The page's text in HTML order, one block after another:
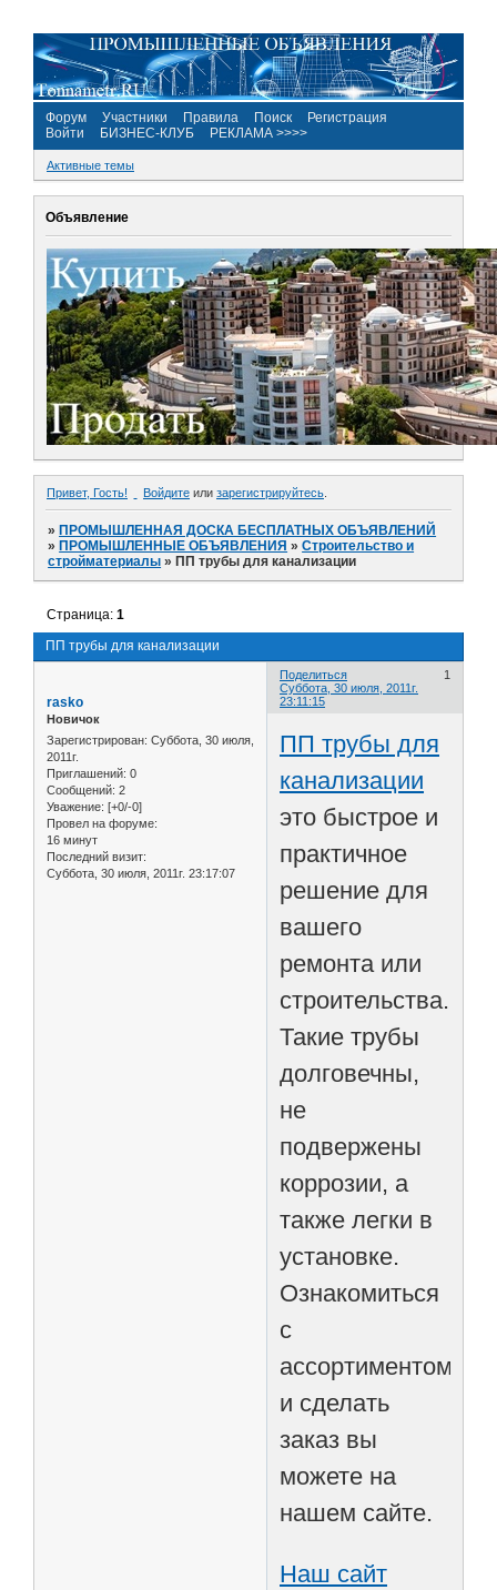
Форум Участники Правила Поиск
Регистрация
Войти
БИЗНЕС-КЛУБ РЕКЛАМА >>>>
Активные темы
Объявление
Привет, Гость! Войдите или зарегистрируйтесь
»ПРОМЫШЛЕННАЯ ДОСКА БЕСПЛАТНЫХ ОБЪЯВЛЕНИЙ
»ПРОМЫШЛЕННЫЕ ОБЪЯВЛЕНИЯ »Строительство и
стройматериалы »ПП трубы для канализации
ПП трубы для канализации
Страница:1
Поделиться
1
Суббота, 30 июля, 2011г.
23:11:15
rasko
Новичок
Зарегистрирован: Суббота, 30 июля,
2011г.
Приглашений: 0
Сообщений: 2
Уважение: [+0/-0]
Провел на форуме:
16 минут
Последний визит:
Суббота, 30 июля, 2011г. 23:17:07
ПП трубы для
канализации
это быстрое и
практичное
решение для
вашего
ремонта или
строительства.
Такие трубы
долговечны,
не
подвержены
коррозии, а
также легки в
установке.
Ознакомиться
с
ассортиментом
и сделать
заказ вы
можете на
нашем сайте.
Наш сайт